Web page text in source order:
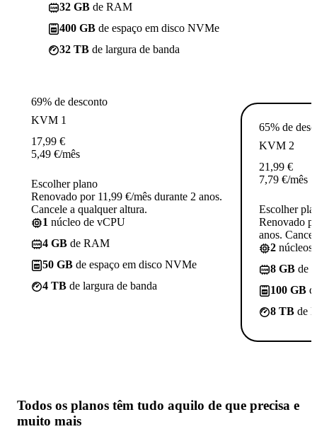
32 GB de RAM
400 GB de espaço em disco NVMe
32 TB de largura de banda
69% de desconto
KVM 1
17,99 €
5,49 €/mês
Escolher plano
Renovado por 11,99 €/mês durante 2 anos.
Cancele a qualquer altura.
1 núcleo de vCPU
4 GB de RAM
50 GB de espaço em disco NVMe
4 TB de largura de banda
65% de
KVM 2
21,99 €
7,79 €/mês
Escolher
Renovado
anos.
2 núcleos
8 GB de
100 GB
8 TB de
Todos os planos têm tudo aquilo de que precisa e
muito mais